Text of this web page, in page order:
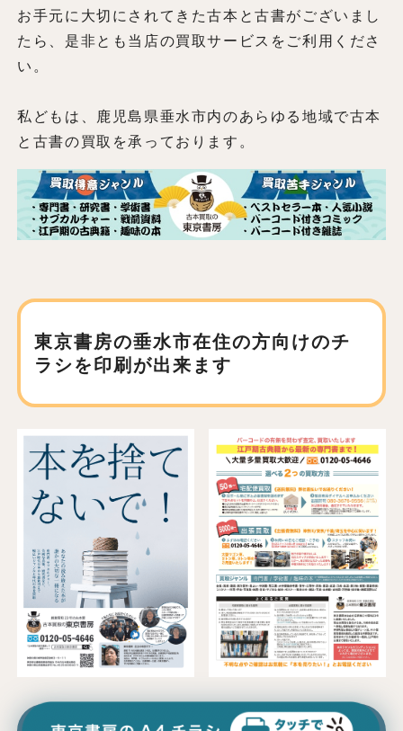
お手元に大切にされてきた古本と古書がございまし
たら、是非とも当店の買取サービスをご利用くださ
い。
私どもは、鹿児島県垂水市内のあらゆる地域で古本
と古書の買取を承っております。
東京書房の垂水市在住の方向けのチ
ラシを印刷が出来ます